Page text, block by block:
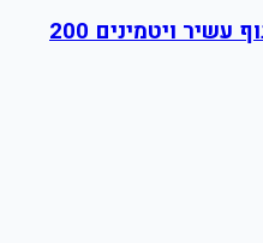
ז'איה - Vitamin C.B3 קרם גוף עשיר ויטמינים 200